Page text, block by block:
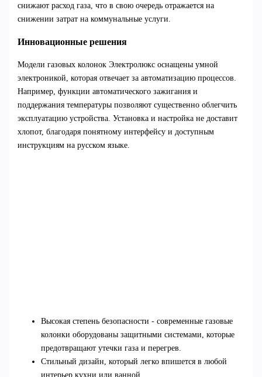
снижают расход газа, что в свою очередь отражается на
снижении затрат на коммунальные услуги.
Инновационные решения
Модели газовых колонок Электролюкс оснащены умной
электроникой, которая отвечает за автоматизацию процессов.
Например, функции автоматического зажигания и
поддержания температуры позволяют существенно облегчить
эксплуатацию устройства. Установка и настройка не доставит
хлопот, благодаря понятному интерфейсу и доступным
инструкциям на русском языке.
Высокая степень безопасности - современные газовые
колонки оборудованы защитными системами, которые
предотвращают утечки газа и перегрев.
Стильный дизайн, который легко впишется в любой
интерьер кухни или ванной.